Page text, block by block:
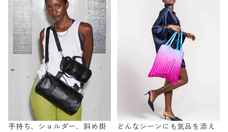
手持ち、ショルダー、斜め掛
どんなシーンにも気品を添え